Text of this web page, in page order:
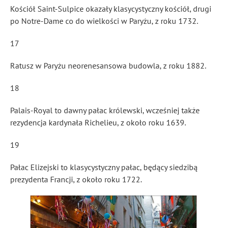
Kościół Saint-Sulpice okazały klasycystyczny kościół, drugi
po Notre-Dame co do wielkości w Paryżu, z roku 1732.
17
Ratusz w Paryżu neorenesansowa budowla, z roku 1882.
18
Palais-Royal to dawny pałac królewski, wcześniej także
rezydencja kardynała Richelieu, z około roku 1639.
19
Pałac Elizejski to klasycystyczny pałac, będący siedzibą
prezydenta Francji, z około roku 1722.